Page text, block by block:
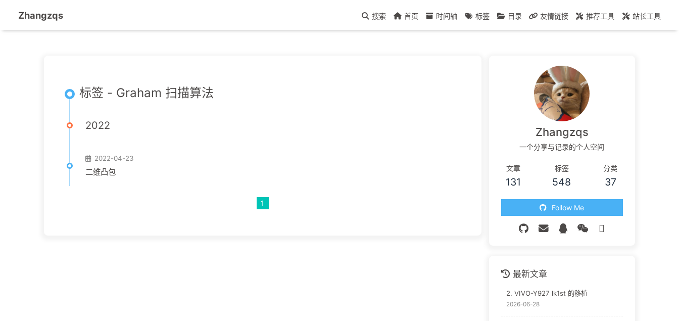
Zhangzqs 搜索 首页 时间轴 标签 目录 友情链接 推荐工具 站长工具
标签 - Graham 扫描算法
2022
2022-04-23
二维凸包
1
Zhangzqs
一个分享与记录的个人空间
文章
131
标签
548
分类
37
Follow Me
最新文章
2. VIVO-Y927 lk1st 的移植
2026-06-28